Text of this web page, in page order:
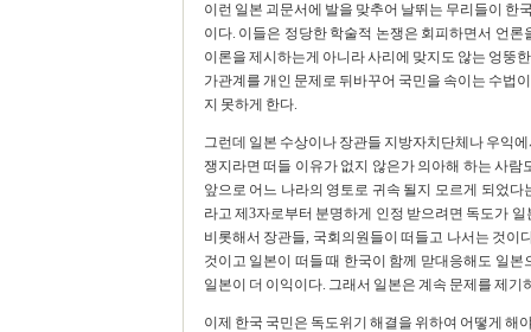
이런 일본 괴문서에 발을 맞추어 날뛰는 무리들이 한
이다. 이들은 정당한 학술적 논쟁은 회피하면서 언
이론을 제시하는게 아니라 사리에 맞지도 않는 엉뚱
가관계를 개인 문제로 뒤바꾸어 국민을 속이는 수법
지 못하게 한다.
그런데 일본 수상이나 장관들 지방자치단체나 우익
쟁지라면 떠들 이유가 없지 않은가 의아해 하는 사
앞으로 어느 나라의 영토로 귀속 될지 모르게 되었
라고 제3자로부터 분명하게 인정 받으려면 독도가
비롯해서 장관들, 국회의원들이 떠들고 나서는 것이
것이고 일본이 떠들 때 한국이 함께 맏대응해도 일
일본이 더 이익이다. 그래서 일본은 계속 문제를 제기
이제 한국 국민은 독도위기 해결을 위하여 어떻게 해